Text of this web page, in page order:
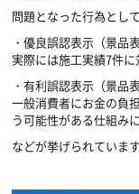
問題となった行為として
・優良誤認表示（景品
実際には施工実績7件に
・有利誤認表示（景品
一般消費者にお金の負
う可能性がある仕組み
などが挙げられています